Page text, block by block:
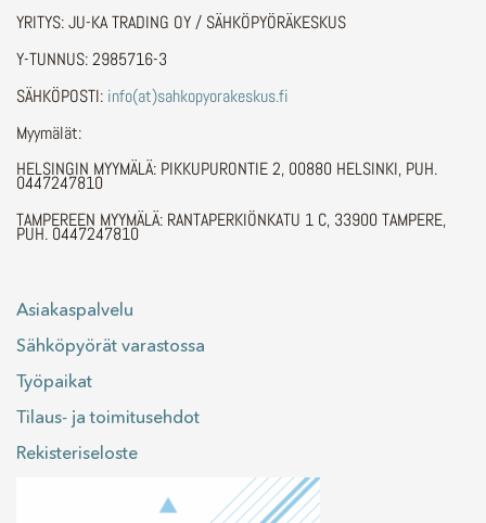
YRITYS: JU-KA TRADING OY / SÄHKÖPYÖRÄKESKUS
Y-TUNNUS: 2985716-3
SÄHKÖPOSTI: info(at)sahkopyorakeskus.fi
Myymälät:
HELSINGIN MYYMÄLÄ: PIKKUPURONTIE 2, 00880 HELSINKI, PUH.
0447247810
TAMPEREEN MYYMÄLÄ: RANTAPERKIÖNKATU 1 C, 33900 TAMPERE,
PUH. 0447247810
Asiakaspalvelu
Sähköpyörät varastossa
Työpaikat
Tilaus- ja toimitusehdot
Rekisteriseloste